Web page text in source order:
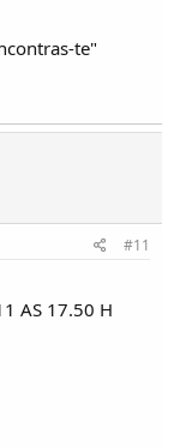
te"
#11
AS 17.50 H